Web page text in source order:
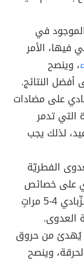
في
فيها، الأمر
، وينصح
أفضل النتائج.
على مضادات
التي تدمر
لذلك يجب
الفطريّة
على خصائص
مضادةٍ للفطريّات، ويجب استخدام قناع الزّبادي 4-5 مراتٍ
العدوى.
يُهدئ من حروق
وينصح